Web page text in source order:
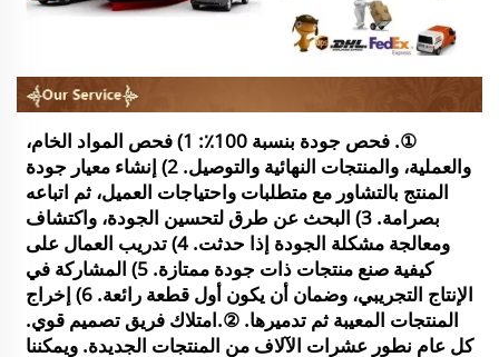
①. فحص جودة بنسبة 100٪:
المنتجات المعيبة ثم تدميرها.